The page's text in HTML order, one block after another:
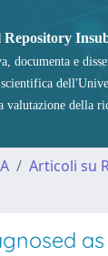
documenta e
valutazione della
Articoli su
as